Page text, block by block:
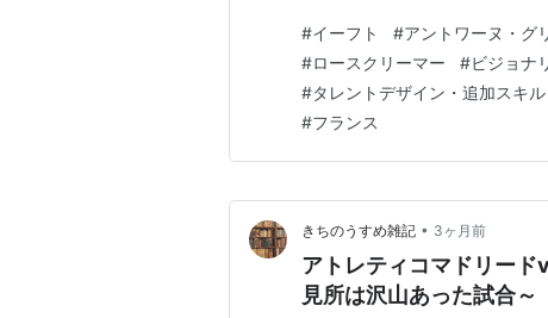
イム：アントワーヌグリーズマ
（平均・トップ６） ４．ステー
#イーフト #アントワーヌ・グ
#ロースクリーマー #ビジョナ
#タレントデザイン・追加スキ
#フランス
きちのうすめ雑記 • 3ヶ月前
アトレティコマドリー
見所は沢山あった試合～